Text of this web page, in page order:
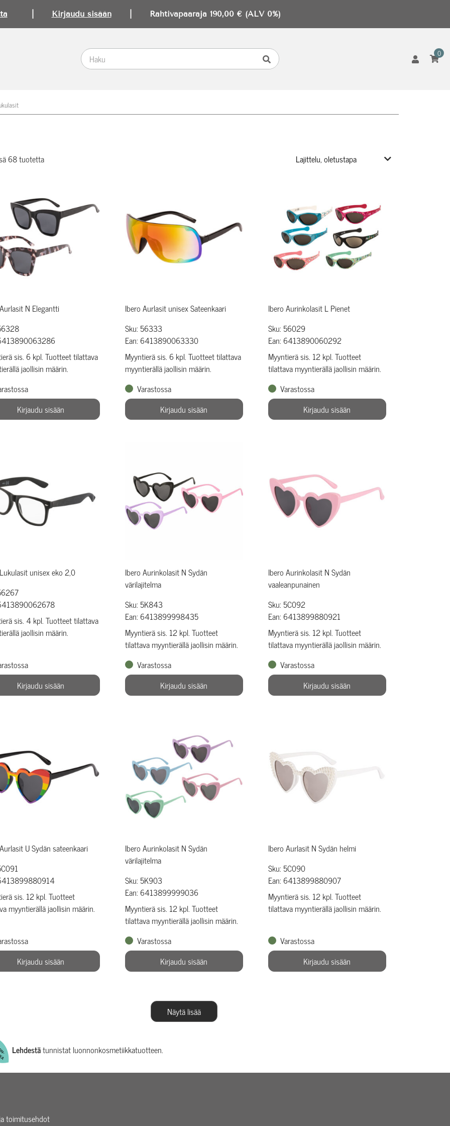
Kirjaudu sisään| Rahtivapaaraja 190,00 € (ALV 0%)
0
68 tuotetta
N Elegantti
sis. 6 kpl. Tuotteet tilattava
jaollisin määrin.
Kirjaudu sisään
Ibero Aurlasit unisex Sateenkaari
Sku: 56333
Ean: 6413890063330
Myyntierä sis. 6 kpl. Tuotteet tilattava
myyntierällä jaollisin määrin.
Varastossa
Kirjaudu sisään
Ibero Aurinkolasit L Pienet
Sku: 56029
Ean: 6413890060292
Myyntierä sis. 12 kpl. Tuotteet
tilattava myyntierällä jaollisin määrin.
Varastossa
Kirjaudu sisään
unisex eko 2,0
sis. 4 kpl. Tuotteet tilattava
jaollisin määrin.
Kirjaudu sisään
Ibero Aurinkolasit N Sydän
värilajitelma
Sku: 5K843
Ean: 6413899998435
Myyntierä sis. 12 kpl. Tuotteet
tilattava myyntierällä jaollisin määrin.
Varastossa
Kirjaudu sisään
Ibero Aurinkolasit N Sydän
vaaleanpunainen
Sku: 5C092
Ean: 6413899880921
Myyntierä sis. 12 kpl. Tuotteet
tilattava myyntierällä jaollisin määrin.
Varastossa
Kirjaudu sisään
U Sydän sateenkaari
sis. 12 kpl. Tuotteet
myyntierällä jaollisin määrin.
Kirjaudu sisään
Ibero Aurinkolasit N Sydän
värilajitelma
Sku: 5K903
Ean: 6413899999036
Myyntierä sis. 12 kpl. Tuotteet
tilattava myyntierällä jaollisin määrin.
Varastossa
Kirjaudu sisään
Ibero Aurlasit N Sydän helmi
Sku: 5C090
Ean: 6413899880907
Myyntierä sis. 12 kpl. Tuotteet
tilattava myyntierällä jaollisin määrin.
Varastossa
Kirjaudu sisään
Näytä lisää
Lehdestätunnistat luonnonkosmetiikkatuotteen.
toimitusehdot